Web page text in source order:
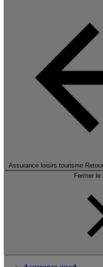
Assurance loisirs tourisme
Fermer le